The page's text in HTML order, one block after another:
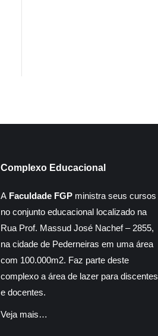
Complexo Educacional
A Faculdade FGP ministra seus cursos
no conjunto educacional localizado na
Rua Prof. Massud José Nachef – 2855,
na cidade de Pederneiras em uma área
com 100.000m2. Faz parte deste
complexo a área de lazer para discentes
e docentes.
Veja mais…